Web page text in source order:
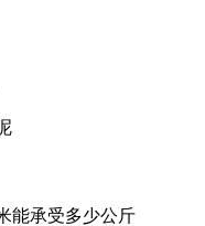
能承受多少公斤